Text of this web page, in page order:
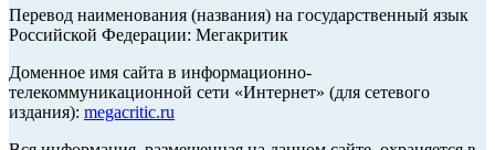
Перевод наименования (названия) на государственный язык
Российской Федерации: Мегакритик
Доменное имя сайта в информационно-
телекоммуникационной сети «Интернет» (для сетевого
издания): megacritic.ru